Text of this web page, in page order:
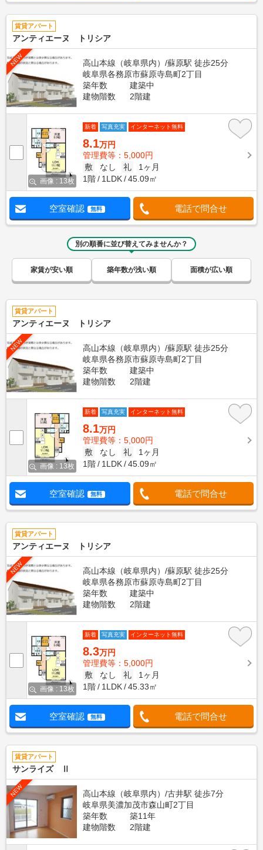
賃貸アパート
アンティエーヌ トリシア
NEW
高山本線（岐阜県内）/蘇原駅 徒歩25分
岐阜県各務原市蘇原寺島町2丁目
築年数
建築中
建物階数
2階建
画像 : 13枚
新着 写真充実 インターネット無料
8.1万円
管理費等：5,000円
敷
なし 礼
1ヶ月
1階
1LDK 45.09㎡
空室確認 無料 電話で問合せ
別の順番に並び替えてみませんか？
家賃が安い順 築年数が浅い順 面積が広い順
賃貸アパート
アンティエーヌ トリシア
NEW
高山本線（岐阜県内）/蘇原駅 徒歩25分
岐阜県各務原市蘇原寺島町2丁目
築年数
建築中
建物階数
2階建
画像 : 13枚
新着 写真充実 インターネット無料
8.1万円
管理費等：5,000円
敷
なし 礼
1ヶ月
1階
1LDK 45.09㎡
空室確認 無料 電話で問合せ
賃貸アパート
アンティエーヌ トリシア
NEW
高山本線（岐阜県内）/蘇原駅 徒歩25分
岐阜県各務原市蘇原寺島町2丁目
築年数
建築中
建物階数
2階建
画像 : 13枚
新着 写真充実 インターネット無料
8.3万円
管理費等：5,000円
敷
なし 礼
1ヶ月
1階
1LDK 45.33㎡
空室確認 無料 電話で問合せ
賃貸アパート
サンライズ Ⅱ
NEW
高山本線（岐阜県内）/古井駅 徒歩7分
岐阜県美濃加茂市森山町2丁目
築年数
築11年
建物階数
2階建